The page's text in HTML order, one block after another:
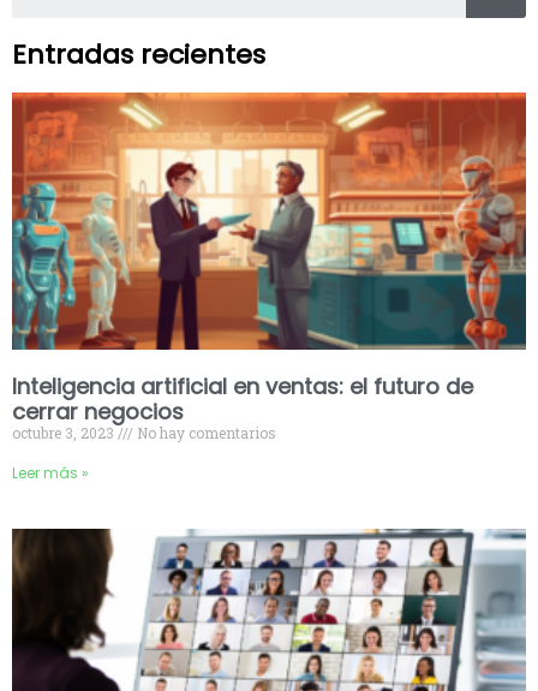
Entradas recientes
Inteligencia artificial en ventas: el futuro de
cerrar negocios
octubre 3, 2023 No hay comentarios
Leer más »